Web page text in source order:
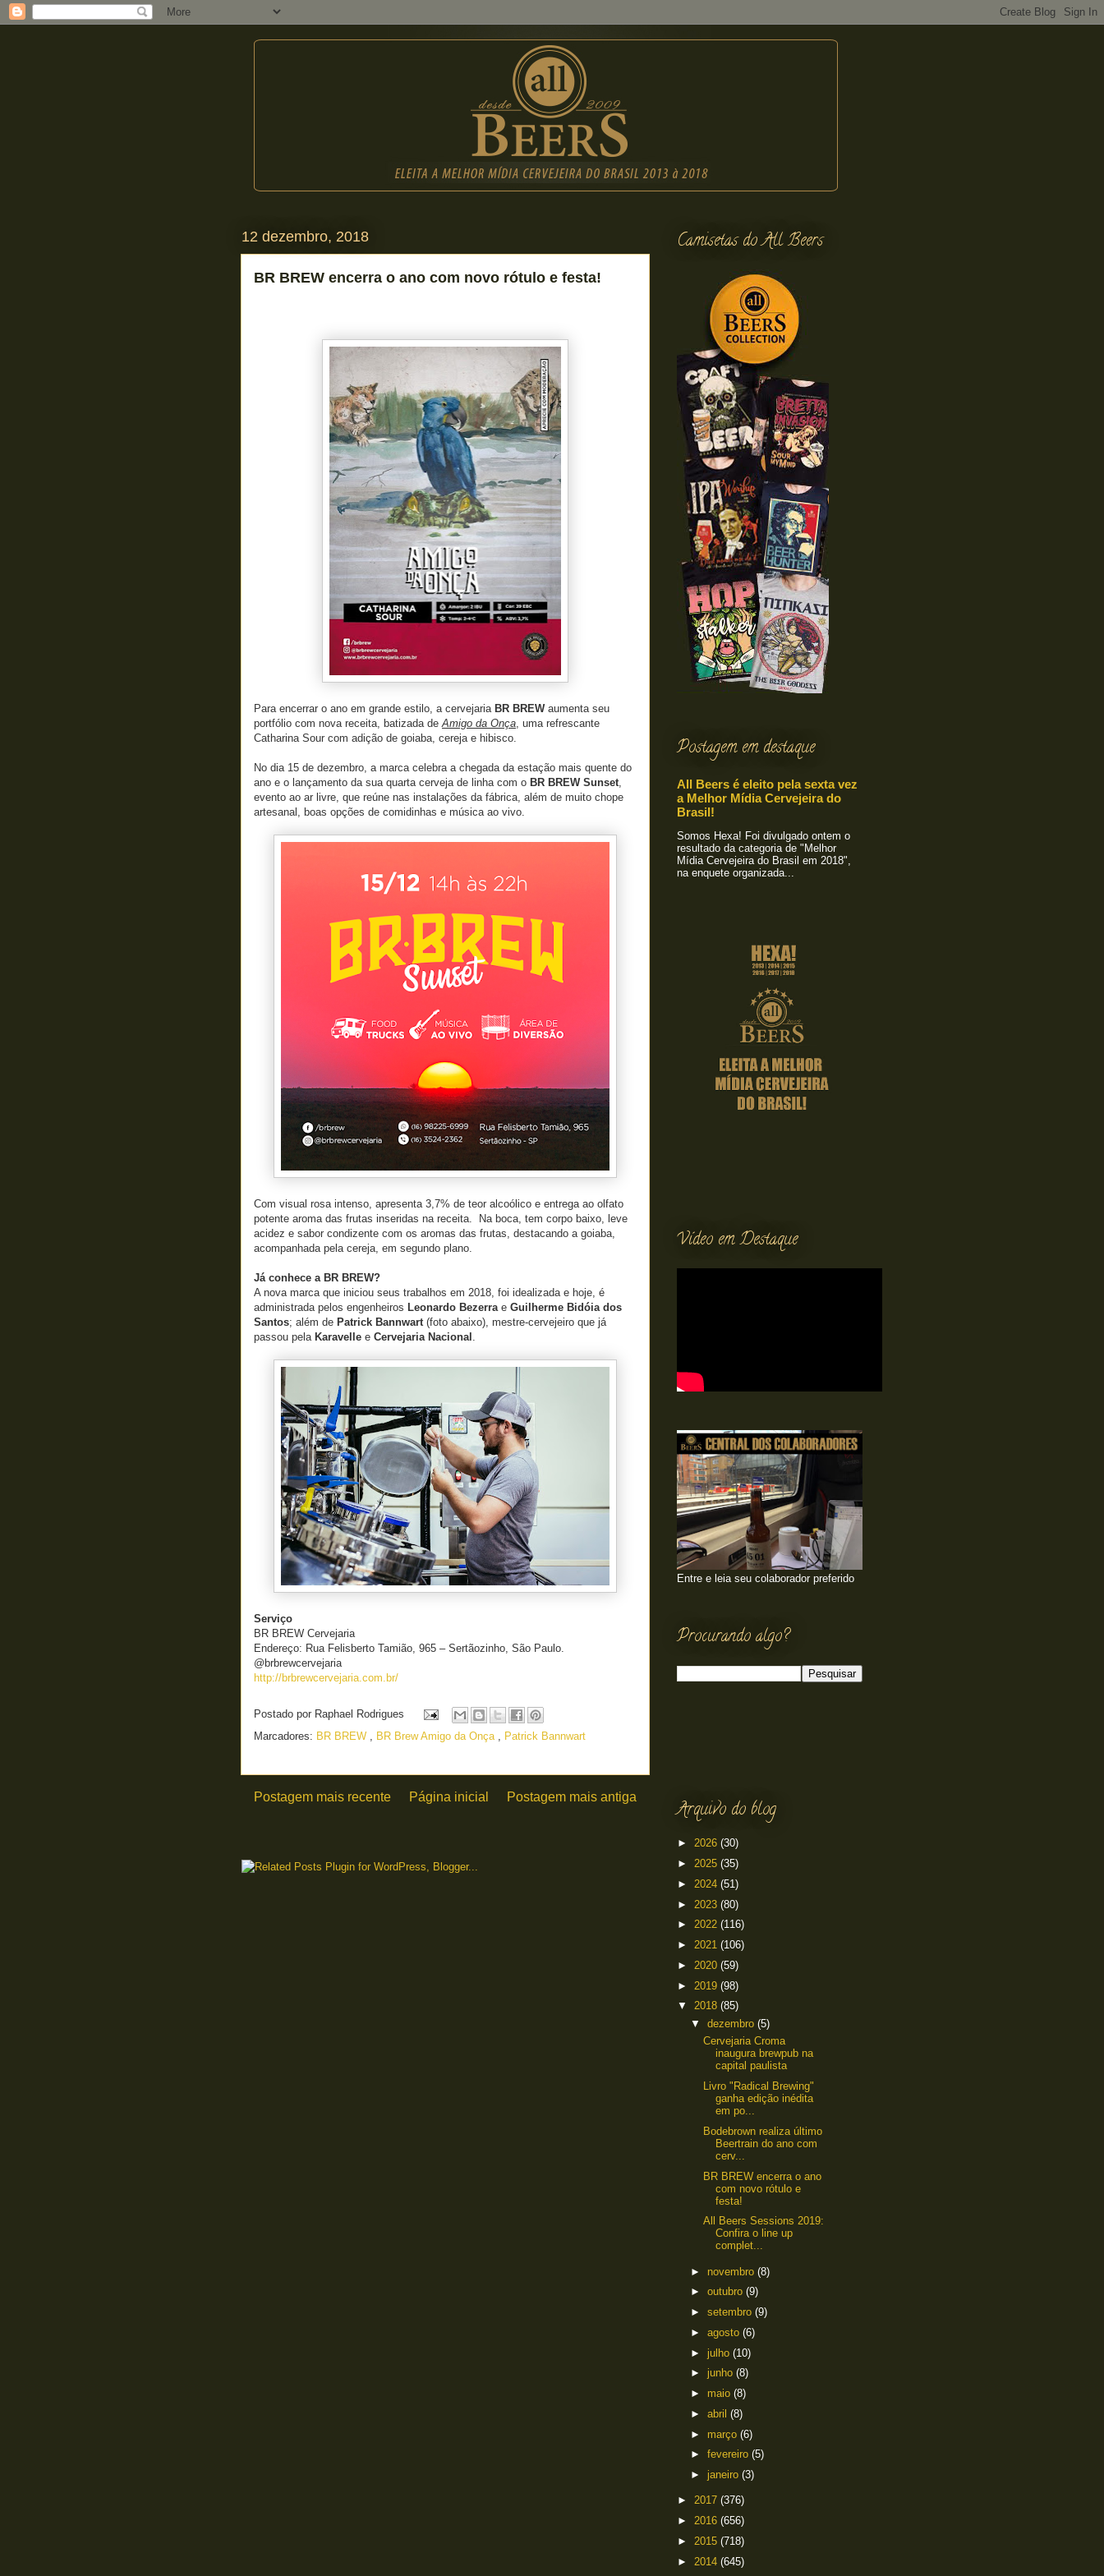
12 dezembro, 2018
BR BREW encerra o ano com novo rótulo e festa!
Para encerrar o ano em grande estilo, a cervejaria BR BREWaumenta seu
portfólio com nova receita, batizada deAmigo da Onça, uma refrescante
Catharina Sour com adição de goiaba, cereja e hibisco.
No dia 15 de dezembro, a marca celebra a chegada da estação mais quente do
ano e o lançamento da sua quarta cerveja de linha com o BR BREW Sunset,
evento ao ar livre, que reúne nas instalações da fábrica, além de muito chope
artesanal, boas opções de comidinhas e música ao vivo.
Com visual rosa intenso, apresenta 3,7% de teor alcoólico e entrega ao olfato
potente aroma das frutas inseridas na receita. Na boca, tem corpo baixo, leve
acidez e sabor condizente com os aromas das frutas, destacando a goiaba,
acompanhada pela cereja, em segundo plano.
Já conhece a BR BREW?
A nova marca que iniciou seus trabalhos em 2018, foi idealizada e hoje, é
administrada pelos engenheiros Leonardo Bezerrae Guilherme Bidóia dos
Santos; além de Patrick Bannwart(foto abaixo), mestre-cervejeiro que já
passou pela Karavelle e Cervejaria Nacional .
Serviço
BR BREW Cervejaria
Endereço: Rua Felisberto Tamião, 965 – Sertãozinho, São Paulo.
@brbrewcervejaria
http://brbrewcervejaria.com.br/
Postado por Raphael Rodrigues
Marcadores: BR BREW , BR Brew Amigo da Onça , Patrick Bannwart
Postagem mais recente Postagem mais antiga
Página inicial
Camisetas do All Beers
Postagem em destaque
All Beers é eleito pela sexta vez
a Melhor Mídia Cervejeira do
Brasil!
Somos Hexa! Foi divulgado ontem o
resultado da categoria de "Melhor
Mídia Cervejeira do Brasil em 2018",
na enquete organizada...
Vídeo em Destaque
Entre e leia seu colaborador preferido
Procurando algo?
Arquivo do blog
► 2026 (30)
► 2025 (35)
► 2024 (51)
► 2023 (80)
► 2022 (116)
► 2021 (106)
► 2020 (59)
► 2019 (98)
▼ 2018 (85)
▼ dezembro (5)
Cervejaria Croma
inaugura brewpub na
capital paulista
Livro "Radical Brewing"
ganha edição inédita
em po...
Bodebrown realiza último
Beertrain do ano com
cerv...
BR BREW encerra o ano
com novo rótulo e
festa!
All Beers Sessions 2019:
Confira o line up
complet...
► novembro (8)
► outubro (9)
► setembro (9)
► agosto (6)
► julho (10)
► junho (8)
► maio (8)
► abril (8)
► março (6)
► fevereiro (5)
► janeiro (3)
► 2017 (376)
► 2016 (656)
► 2015 (718)
► 2014 (645)